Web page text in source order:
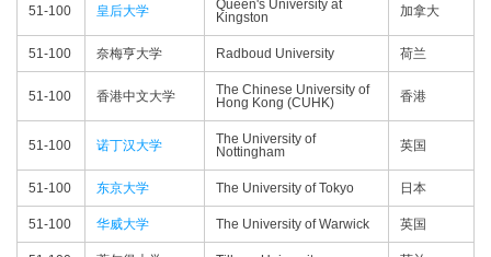
51-100 皇后大学
Queen's University at
Kingston
加拿大
51-100 奈梅亨大学 Radboud University 荷兰
51-100 香港中文大学
The Chinese University of
Hong Kong (CUHK)
香港
51-100 诺丁汉大学
The University of
Nottingham
英国
51-100 东京大学 The University of Tokyo 日本
51-100 华威大学 The University of Warwick 英国